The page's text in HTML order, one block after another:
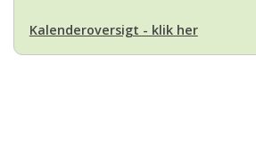
Kalenderoversigt - klik her